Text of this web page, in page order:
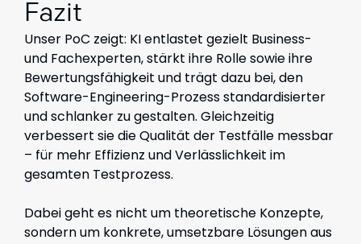
Fazit
Unser PoC zeigt: KI entlastet gezielt Business-
und Fachexperten, stärkt ihre Rolle sowie ihre
Bewertungsfähigkeit und trägt dazu bei, den
Software-Engineering-Prozess standardisierter
und schlanker zu gestalten. Gleichzeitig
verbessert sie die Qualität der Testfälle messbar
– für mehr Effizienz und Verlässlichkeit im
gesamten Testprozess.
Dabei geht es nicht um theoretische Konzepte,
sondern um konkrete, umsetzbare Lösungen aus